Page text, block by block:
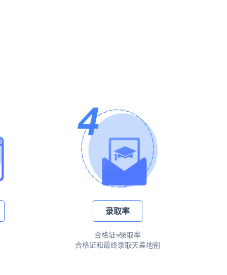
录取率
合格证≠录取率
合格证和最终录取天差地别